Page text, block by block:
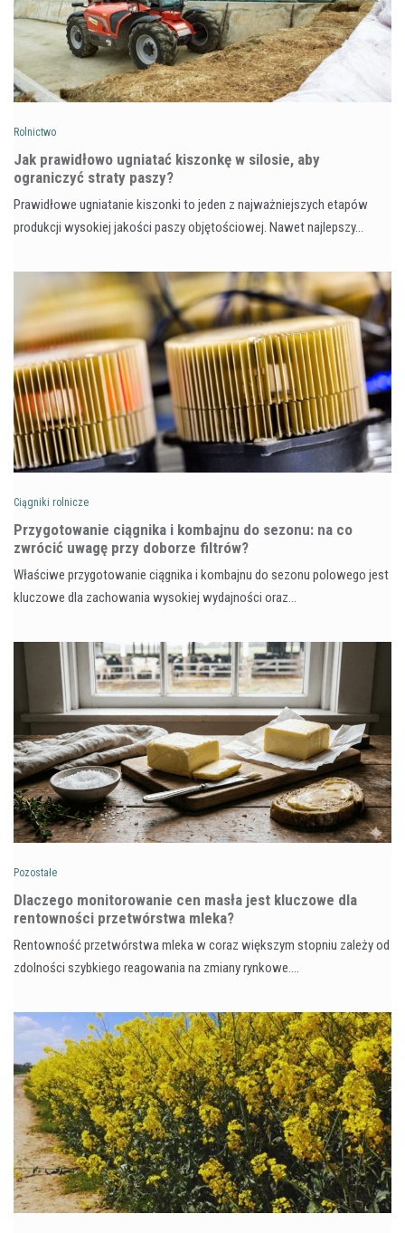
Rolnictwo
Jak prawidłowo ugniatać kiszonkę w silosie, aby
ograniczyć straty paszy?
Prawidłowe ugniatanie kiszonki to jeden z najważniejszych etapów
produkcji wysokiej jakości paszy objętościowej. Nawet najlepszy…
Ciągniki rolnicze
Przygotowanie ciągnika i kombajnu do sezonu: na co
zwrócić uwagę przy doborze filtrów?
Właściwe przygotowanie ciągnika i kombajnu do sezonu polowego jest
kluczowe dla zachowania wysokiej wydajności oraz…
Pozostałe
Dlaczego monitorowanie cen masła jest kluczowe dla
rentowności przetwórstwa mleka?
Rentowność przetwórstwa mleka w coraz większym stopniu zależy od
zdolności szybkiego reagowania na zmiany rynkowe.…